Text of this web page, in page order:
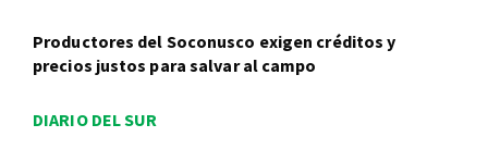
Productores del Soconusco exigen créditos y
precios justos para salvar al campo
DIARIO DEL SUR